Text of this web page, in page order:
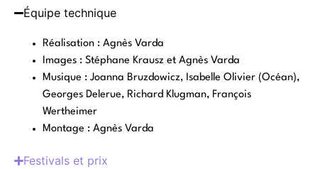
Équipe technique
Réalisation : Agnès Varda
Images : Stéphane Krausz et Agnès Varda
Musique : Joanna Bruzdowicz, Isabelle Olivier (Océan),
Georges Delerue, Richard Klugman, François
Wertheimer
Montage : Agnès Varda
Festivals et prix